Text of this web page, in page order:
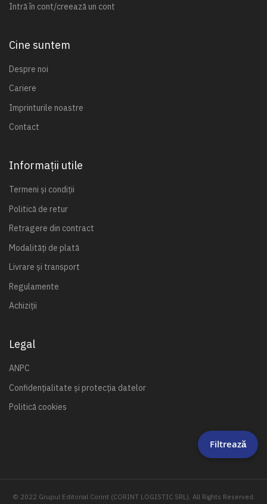
Intră în cont/creează un cont
Cine suntem
Despre noi
Cariere
Imprinturile noastre
Contact
Informații utile
Termeni și condiții
Politică de retur
Retragere din contract
Modalități de plată
Livrare și transport
Regulamente
Achiziții
Legal
ANPC
Confidențialitate și protecția datelor
Politică cookies
© 2022 Grupul Editorial Corint (CORINT LOGISTIC SRL). All Rights Reserved.
Filtrează